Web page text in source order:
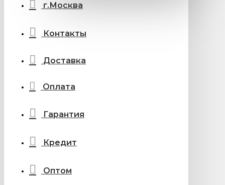
г.Москва
Контакты
Доставка
Оплата
Гарантия
Кредит
Оптом